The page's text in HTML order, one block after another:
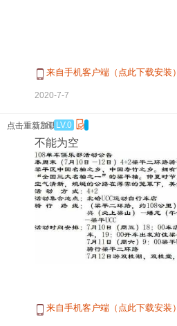
来自手机客户端（点此下载安装）
2020-7-7
点击重新加载
128 LV.0
不能为空
来自手机客户端（点此下载安装）